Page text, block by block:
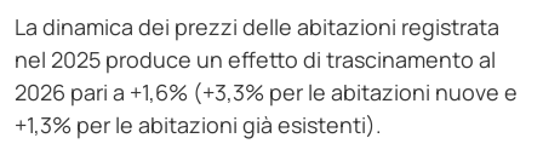
La dinamica dei prezzi delle abitazioni registrata
nel 2025 produce un effetto di trascinamento al
2026 pari a +1,6% (+3,3% per le abitazioni nuove e
+1,3% per le abitazioni già esistenti).